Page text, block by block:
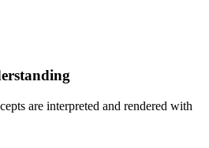
are interpreted and rendered with